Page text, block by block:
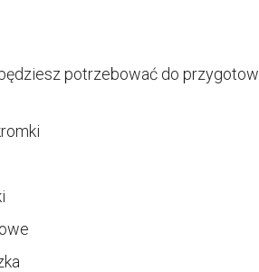
potrzebować do